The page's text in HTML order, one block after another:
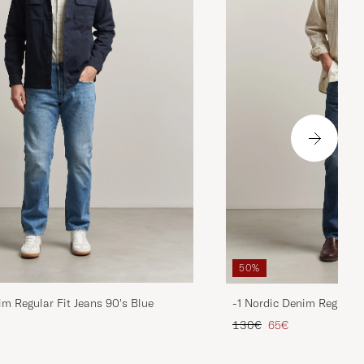
Regular Fit Jeans 90's Blue
hinta
50%
-1 Nordic Denim Regular
Tavallinen hinta
130€ Alennettu hinta
65€